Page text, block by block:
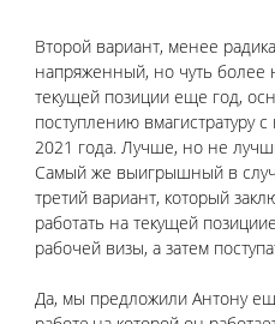
Второй вариант, менее
напряженный, но чуть более
текущей позиции еще год,
поступлению вмагистратуру
2021 года. Лучше, но не
Самый же выигрышный в
третий вариант, который
работать на текущей
рабочей визы, а затем
Да, мы предложили Антону